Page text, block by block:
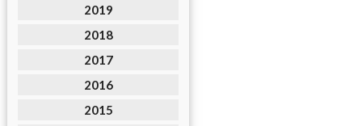
2019
2018
2017
2016
2015